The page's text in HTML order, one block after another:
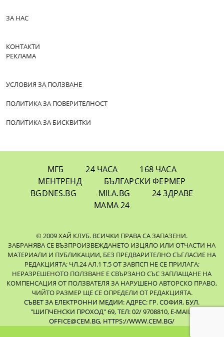
ЗА НАС
КОНТАКТИ
РЕКЛАМА
УСЛОВИЯ ЗА ПОЛЗВАНЕ
ПОЛИТИКА ЗА ПОВЕРИТЕЛНОСТ
ПОЛИТИКА ЗА БИСКВИТКИ
МГБ 24 ЧАСА
168 ЧАСА
МЕНТРЕНД
БЪЛГАРСКИ ФЕРМЕР
BGDNES.BG
MILA.BG
24 ЗДРАВЕ
МАМА 24
© 2009 ХАЙ КЛУБ. ВСИЧКИ ПРАВА СА ЗАПАЗЕНИ.
ЗАБРАНЯВА СЕ ВЪЗПРОИЗВЕЖДАНЕТО ИЗЦЯЛО ИЛИ ОТЧАСТИ НА
МАТЕРИАЛИ И ПУБЛИКАЦИИ, БЕЗ ПРЕДВАРИТЕЛНО СЪГЛАСИЕ НА
РЕДАКЦИЯТА; ЧЛ.24 АЛ.1 Т.5 ОТ ЗАВПСП НЕ СЕ ПРИЛАГА;
НЕРАЗРЕШЕНОТО ПОЛЗВАНЕ Е СВЪРЗАНО СЪС ЗАПЛАЩАНЕ НА
КОМПЕНСАЦИЯ ОТ ПОЛЗВАТЕЛЯ ЗА НАРУШЕНО АВТОРСКО ПРАВО,
ЧИЙТО РАЗМЕР ЩЕ СЕ ОПРЕДЕЛИ ОТ РЕДАКЦИЯТА.
СЪВЕТ ЗА ЕЛЕКТРОННИ МЕДИИ: АДРЕС: ГР. СОФИЯ, БУЛ.
"ШИПЧЕНСКИ ПРОХОД" 69, ТЕЛ: 02/ 9708810, E-MAIL:
OFFICE@CEM.BG, HTTPS://WWW.CEM.BG/